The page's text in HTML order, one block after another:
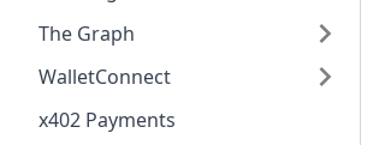
The Graph
WalletConnect
x402 Payments